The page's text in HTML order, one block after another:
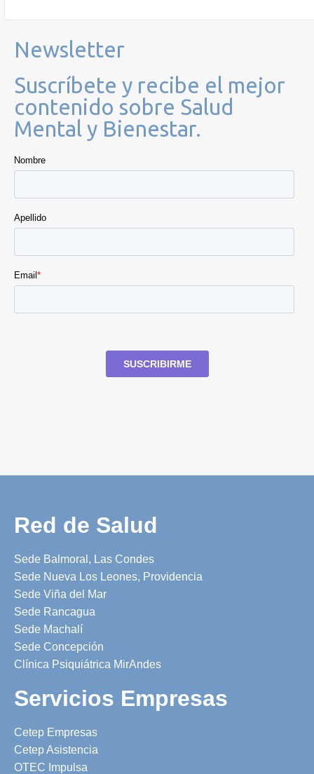
Newsletter
Suscríbete y recibe el mejor
contenido sobre Salud
Mental y Bienestar.
Red de Salud
Sede Balmoral, Las Condes
Sede Nueva Los Leones, Providencia
Sede Viña del Mar
Sede Rancagua
Sede Machalí
Sede Concepción
Clínica Psiquiátrica MirAndes
Servicios Empresas
Cetep Empresas
Cetep Asistencia
OTEC Impulsa